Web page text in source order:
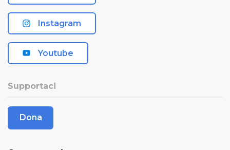
Instagram
Youtube
Supportaci
Dona